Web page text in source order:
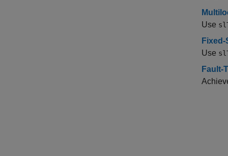
Use
Use
Fault-